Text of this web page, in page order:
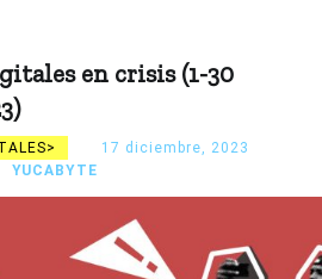
en crisis (1-30
17 diciembre, 2023
YUCABYTE